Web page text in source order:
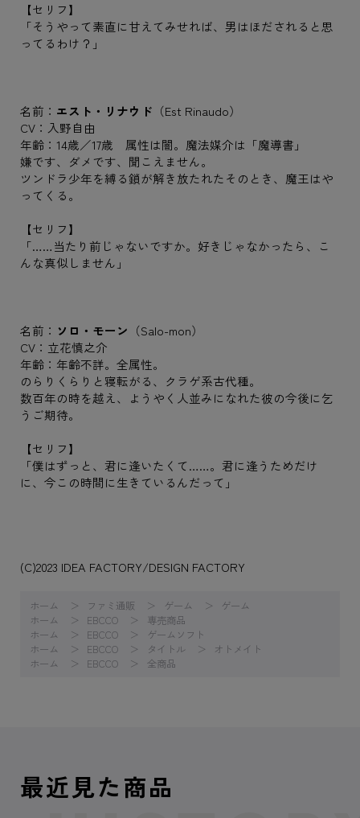
【セリフ】
「そうやって素直に甘えてみせれば、男はほだされると思
ってるわけ？」
名前： エスト・リナウド （Est Rinaudo）
CV：入野自由
年齢：14歳／17歳 属性は闇。魔法媒介は「魔導書」
嫌です、ダメです、聞こえません。
ツンドラ少年を縛る鎖が解き放たれたそのとき、魔王はや
ってくる。
【セリフ】
「……当たり前じゃないですか。好きじゃなかったら、こ
んな真似しません」
名前： ソロ・モーン （Salo-mon）
CV：立花慎之介
年齢：年齢不詳。全属性。
のらりくらりと寝転がる、クラゲ系古代種。
数百年の時を越え、ようやく人並みになれた彼の今後に乞
うご期待。
【セリフ】
「僕はずっと、君に逢いたくて……。君に逢うためだけ
に、今この時間に生きているんだって」
(C)2023 IDEA FACTORY/DESIGN FACTORY
ホーム ファミ通販 ゲーム
ゲーム
ホーム
EBCCO
専売商品
ホーム
EBCCO
ゲームソフト
ホーム
EBCCO タイトル
オトメイト
ホーム
EBCCO 全商品
最近見た商品